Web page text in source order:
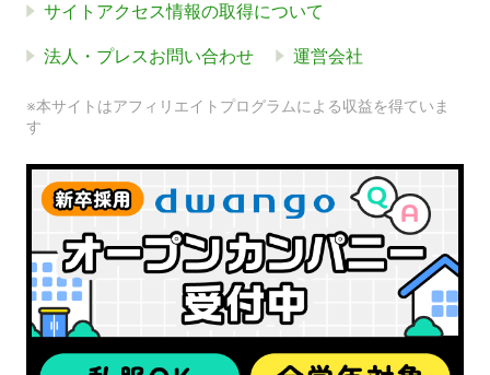
サイトアクセス情報の取得について
法人・プレスお問い合わせ 運営会社
※本サイトはアフィリエイトプログラムによる収益を得ていま
す